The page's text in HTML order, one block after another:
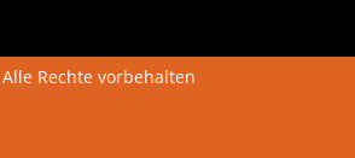
Rechte vorbehalten